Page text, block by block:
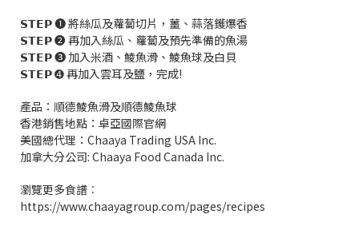
𝗦𝗧𝗘𝗣 ➊ 將絲瓜及蘿蔔切片，薑、蒜落鑊爆香
𝗦𝗧𝗘𝗣 ➋ 再加入絲瓜、蘿蔔及預先準備的魚湯
𝗦𝗧𝗘𝗣 ➌ 加入米酒、鯪魚滑、鯪魚球及白貝
𝗦𝗧𝗘𝗣 ➍ 再加入雲耳及鹽，完成!
產品：順德鯪魚滑及順德鯪魚球
香港銷售地點：卓亞國際官網
美國總代理：Chaaya Trading USA Inc.
加拿大分公司: Chaaya Food Canada Inc.
瀏覽更多食譜︰
https://www.chaayagroup.com/pages/recipes